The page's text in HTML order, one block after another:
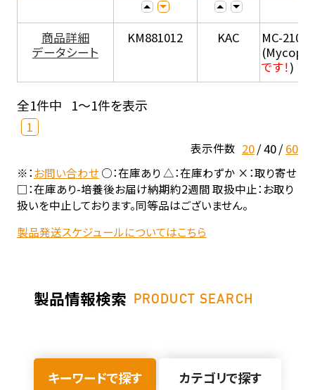
商品詳細
データシート
KM881012 KAC
MC-210 (
です！)
全1件中 1～1件を表示
1
表示件数 20 40 60
※：お問い合わせ○：在庫あり △：在庫わずか ×：取り寄せ
□：在庫あり-培養後お届け納期約2週間 取扱中止：お取り
扱いを中止しております。同等品はございません。
製品発送スケジュールについてはこちら
製品情報検索 PRODUCT SEARCH
キーワードで探す カテゴリで探す